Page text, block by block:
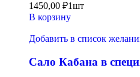
1450,00 ₽1шт
В корзину
Добавить в список
Сало Кабана в